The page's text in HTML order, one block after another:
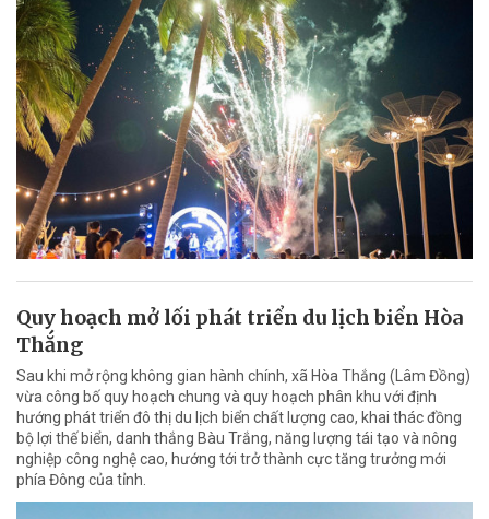
Quy hoạch mở lối phát triển du lịch biển Hòa
Thắng
Sau khi mở rộng không gian hành chính, xã Hòa Thắng (Lâm Đồng)
vừa công bố quy hoạch chung và quy hoạch phân khu với định
hướng phát triển đô thị du lịch biển chất lượng cao, khai thác đồng
bộ lợi thế biển, danh thắng Bàu Trắng, năng lượng tái tạo và nông
nghiệp công nghệ cao, hướng tới trở thành cực tăng trưởng mới
phía Đông của tỉnh.